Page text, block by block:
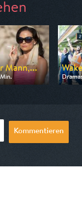
Mann,...
Kommentieren